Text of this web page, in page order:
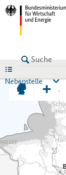
Nebenstelle+